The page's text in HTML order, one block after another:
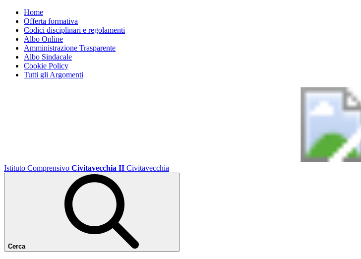
Home
Offerta formativa
Codici disciplinari e regolamenti
Albo Online
Amministrazione Trasparente
Albo Sindacale
Cookie Policy
Tutti gli Argomenti
Istituto Comprensivo Civitavecchia II Civitavecchia
Cerca